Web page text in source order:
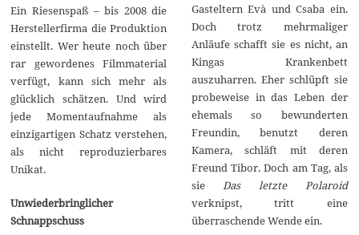
Ein Riesenspaß – bis 2008 die
Herstellerfirma die Produktion
einstellt. Wer heute noch über
rar gewordenes Filmmaterial
verfügt, kann sich mehr als
glücklich schätzen. Und wird
jede Momentaufnahme als
einzigartigen Schatz verstehen,
als nicht reproduzierbares
Unikat.
Unwiederbringlicher
Schnappschuss
Gasteltern Evà und Csaba ein.
Doch trotz mehrmaliger
Anläufe schafft sie es nicht, an
Kingas Krankenbett
auszuharren. Eher schlüpft sie
probeweise in das Leben der
ehemals so bewunderten
Freundin, benutzt deren
Kamera, schläft mit deren
Freund Tibor. Doch am Tag, als
sie
Das letzte Polaroid
verknipst, tritt eine
überraschende Wende ein.